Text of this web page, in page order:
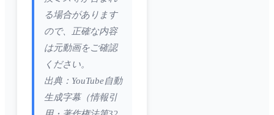
る場合があります
ので、正確な内容
は元動画をご確認
ください。
出典：YouTube自動
生成字幕（情報引